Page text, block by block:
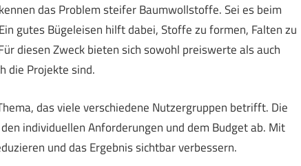
das Problem steifer Baumwollstoffe. Sei es beim
gutes Bügeleisen hilft dabei, Stoffe zu formen, Falten zu
diesen Zweck bieten sich sowohl preiswerte als auch
die Projekte sind.
das viele verschiedene Nutzergruppen betrifft. Die
individuellen Anforderungen und dem Budget ab. Mit
und das Ergebnis sichtbar verbessern.